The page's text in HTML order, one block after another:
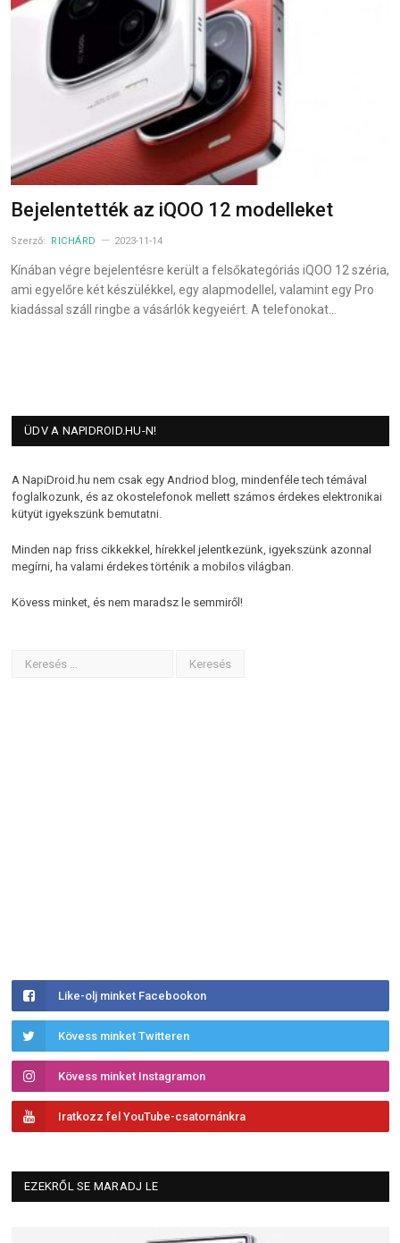
Bejelentették az iQOO 12 modelleket
Szerző: RICHÁRD 2023-11-14
Kínában végre bejelentésre került a felsőkategóriás iQOO 12 széria,
ami egyelőre két készülékkel, egy alapmodellel, valamint egy Pro
kiadással száll ringbe a vásárlók kegyeiért. A telefonokat…
ÜDV A NAPIDROID.HU-N!
A NapiDroid.hu nem csak egy Andriod blog, mindenféle tech témával
foglalkozunk, és az okostelefonok mellett számos érdekes elektronikai
kütyüt igyekszünk bemutatni.
Minden nap friss cikkekkel, hírekkel jelentkezünk, igyekszünk azonnal
megírni, ha valami érdekes történik a mobilos világban.
Kövess minket, és nem maradsz le semmiről!
Like-olj minket Facebookon
Kövess minket Twitteren
Kövess minket Instagramon
Iratkozz fel YouTube-csatornánkra
EZEKRŐL SE MARADJ LE